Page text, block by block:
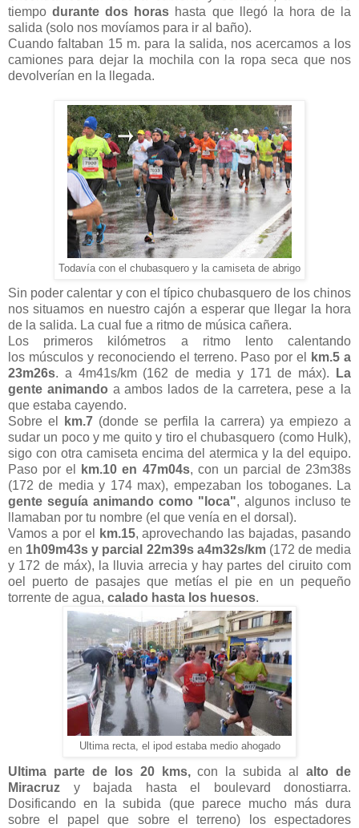
tiempodurante dos horas hasta que llegó la hora de la
salida (solo nos movíamos para ir al baño).
Cuando faltaban 15 m. para la salida, nos acercamos a los
camiones para dejar la mochila con la ropa seca que nos
devolverían en la llegada.
Todavía con el chubasquero y la camiseta de abrigo
Sin poder calentar y con el típico chubasquero de los chinos
nos situamos en nuestro cajón a esperar que llegar la hora
de la salida. La cual fue a ritmo de música cañera.
Los primeros kilómetros a ritmo lento calentando
los músculos y reconociendo el terreno. Paso por el
km.5 a
23m26s. a 4m41s/km (162 de media y 171 de máx).
La
gente animando a ambos lados de la carretera, pese a la
que estaba cayendo.
Sobre el
km.7 (donde se perfila la carrera) ya empiezo a
sudar un poco y me quito y tiro el chubasquero (como Hulk),
sigo con otra camiseta encima del atermica y la del equipo.
Paso por el
km.10 en 47m04s, con un parcial de 23m38s
(172 de media y 174 max), empezaban los toboganes. La
gente seguía animando como "loca", algunos incluso te
llamaban por tu nombre (el que venía en el dorsal).
Vamos a por el
km.15, aprovechando las bajadas, pasando
en 1h09m43s y parcial 22m39s a4m32s/km(172 de media
y 172 de máx), la lluvia arrecia y hay partes del ciruito com
oel puerto de pasajes que metías el pie en un pequeño
torrente de agua, calado hasta los huesos.
Ultima recta, el ipod estaba medio ahogado
Ultima parte de los 20 kms,con la subida alalto de
Miracruz y bajada hasta el boulevard donostiarra.
Dosificando en la subida (que parece mucho más dura
sobre el papel que sobre el terreno) los espectadores